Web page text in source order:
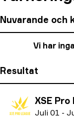
Nuvarande och
Vi har
Resultat
XSE
Juli 01 - J